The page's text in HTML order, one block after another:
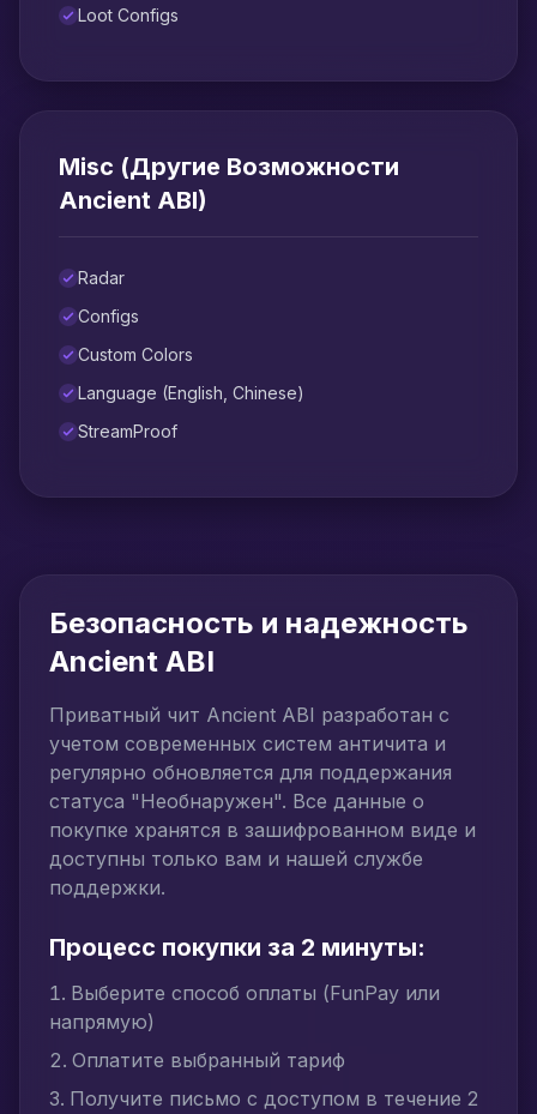
Loot Configs
Misc (Другие Возможности
Ancient ABI)
Radar
Configs
Custom Colors
Language (English, Chinese)
StreamProof
Безопасность и надежность
Ancient ABI
Приватный чит Ancient ABI разработан с
учетом современных систем античита и
регулярно обновляется для поддержания
статуса "Необнаружен". Все данные о
покупке хранятся в зашифрованном виде и
доступны только вам и нашей службе
поддержки.
Процесс покупки за 2 минуты:
Выберите способ оплаты (FunPay или
напрямую)
Оплатите выбранный тариф
Получите письмо с доступом в течение 2